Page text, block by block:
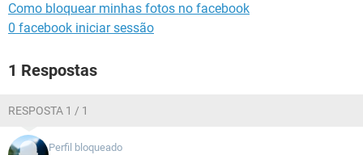
Como bloquear minhas fotos no facebook
0 facebook iniciar sessão
1 Respostas
RESPOSTA 1 / 1
Perfil bloqueado